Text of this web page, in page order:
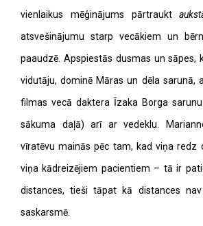
vienlaikus mēģinājums pārtraukt
atsvešinājumu starp vecākiem un
paaudzē. Apspiestās dusmas un sāpes,
vidutāju, dominē Māras un dēla sarunā,
filmas vecā daktera Īzaka Borga
sākuma daļā) arī ar vedeklu.
vīratēvu mainās pēc tam, kad viņa redz
viņa kādreizējiem pacientiem – tā ir
distances, tieši tāpat kā distances
saskarsmē.